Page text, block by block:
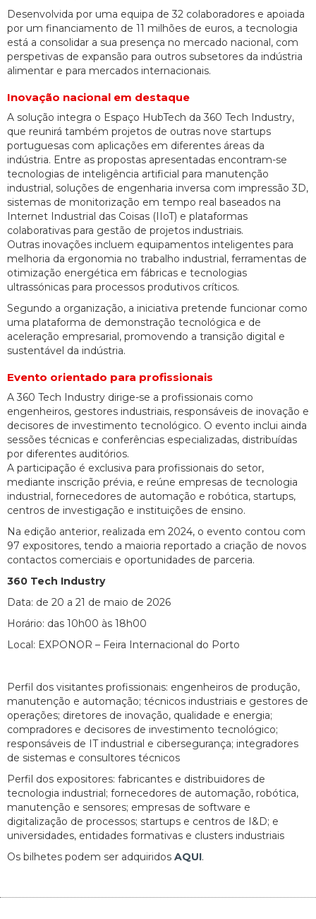
Desenvolvida por uma equipa de 32 colaboradores e apoiada
por um financiamento de 11 milhões de euros, a tecnologia
está a consolidar a sua presença no mercado nacional, com
perspetivas de expansão para outros subsetores da indústria
alimentar e para mercados internacionais.
Inovação nacional em destaque
A solução integra o Espaço HubTech da 360 Tech Industry,
que reunirá também projetos de outras nove startups
portuguesas com aplicações em diferentes áreas da
indústria. Entre as propostas apresentadas encontram-se
tecnologias de inteligência artificial para manutenção
industrial, soluções de engenharia inversa com impressão 3D,
sistemas de monitorização em tempo real baseados na
Internet Industrial das Coisas (IIoT) e plataformas
colaborativas para gestão de projetos industriais.
Outras inovações incluem equipamentos inteligentes para
melhoria da ergonomia no trabalho industrial, ferramentas de
otimização energética em fábricas e tecnologias
ultrassónicas para processos produtivos críticos.
Segundo a organização, a iniciativa pretende funcionar como
uma plataforma de demonstração tecnológica e de
aceleração empresarial, promovendo a transição digital e
sustentável da indústria.
Evento orientado para profissionais
A 360 Tech Industry dirige-se a profissionais como
engenheiros, gestores industriais, responsáveis de inovação e
decisores de investimento tecnológico. O evento inclui ainda
sessões técnicas e conferências especializadas, distribuídas
por diferentes auditórios.
A participação é exclusiva para profissionais do setor,
mediante inscrição prévia, e reúne empresas de tecnologia
industrial, fornecedores de automação e robótica, startups,
centros de investigação e instituições de ensino.
Na edição anterior, realizada em 2024, o evento contou com
97 expositores, tendo a maioria reportado a criação de novos
contactos comerciais e oportunidades de parceria.
360 Tech Industry
Data: de 20 a 21 de maio de 2026
Horário: das 10h00 às 18h00
Local: EXPONOR – Feira Internacional do Porto
Perfil dos visitantes profissionais: engenheiros de produção,
manutenção e automação; técnicos industriais e gestores de
operações; diretores de inovação, qualidade e energia;
compradores e decisores de investimento tecnológico;
responsáveis de IT industrial e cibersegurança; integradores
de sistemas e consultores técnicos
Perfil dos expositores: fabricantes e distribuidores de
tecnologia industrial; fornecedores de automação, robótica,
manutenção e sensores; empresas de software e
digitalização de processos; startups e centros de I&D; e
universidades, entidades formativas e clusters industriais
Os bilhetes podem ser adquiridos AQUI.